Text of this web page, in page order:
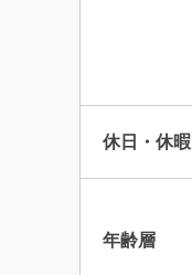
休日・休暇
年齢層